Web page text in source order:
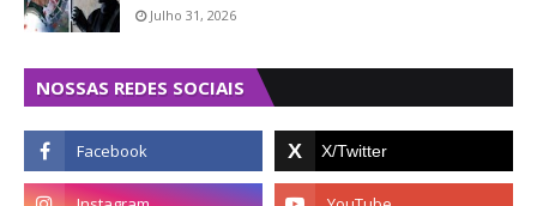
Julho 31, 2026
NOSSAS REDES SOCIAIS